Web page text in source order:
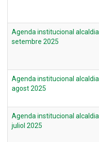
Agenda institucional alcaldia
setembre 2025
Agenda institucional alcaldia
agost 2025
Agenda institucional alcaldia
juliol 2025